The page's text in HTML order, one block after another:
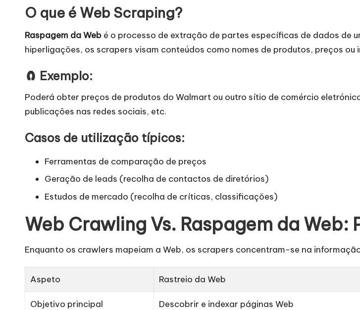
[
T
e
s
t
e
g
á
ti
s
]
-
O
O que é Web Scraping?
Raspagem da Web é o processo de extração de partes específicas de dados de
hiperligações, os scrapers visam conteúdos como nomes de produtos, preços
🧲 Exemplo:
Poderá obter preços de produtos do Walmart ou outro sítio de comércio
publicações nas redes sociais, etc.
Casos de utilização típicos:
Ferramentas de comparação de preços
Geração de leads (recolha de contactos de diretórios)
Estudos de mercado (recolha de críticas, classificações)
Web Crawling Vs. Raspagem da
Enquanto os crawlers mapeiam a Web, os scrapers concentram-se na
Aspeto Rastreio da Web
Objetivo principal Descobrir e indexar páginas Web